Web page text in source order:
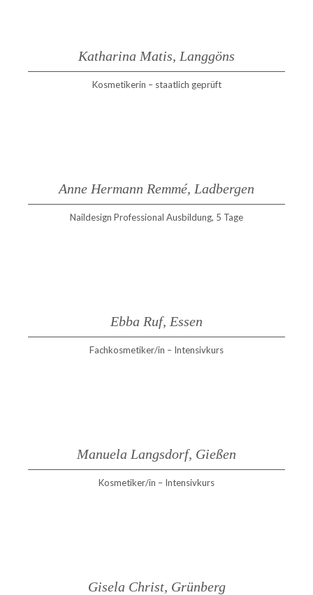
Katharina Matis, Langgöns
Kosmetikerin – staatlich geprüft
Anne Hermann Remmé, Ladbergen
Naildesign Professional Ausbildung, 5 Tage
Ebba Ruf, Essen
Fachkosmetiker/in – Intensivkurs
Manuela Langsdorf, Gießen
Kosmetiker/in – Intensivkurs
Gisela Christ, Grünberg